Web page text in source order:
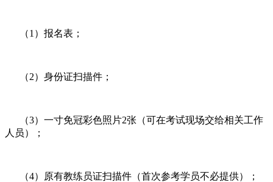
（1）报名表；
（2）身份证扫描件；
（3）一寸免冠彩色照片2张（可在考试现场交给相关工作
人员）；
（4）原有教练员证扫描件（首次参考学员不必提供）；